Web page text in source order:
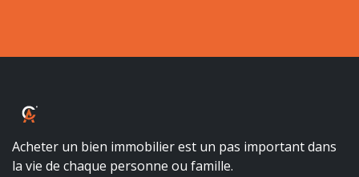
Acheter un bien immobilier est un pas important dans
la vie de chaque personne ou famille.